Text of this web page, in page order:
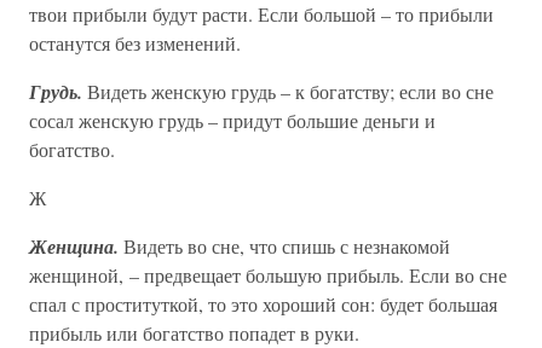
твои прибыли будут расти. Если большой – то прибыли
останутся без изменений.
Грудь. Видеть женскую грудь – к богатству; если во сне
сосал женскую грудь – придут большие деньги и
богатство.
Ж
Женщина. Видеть во сне, что спишь с незнакомой
женщиной, – предвещает большую прибыль. Если во сне
спал с проституткой, то это хороший сон: будет большая
прибыль или богатство попадет в руки.